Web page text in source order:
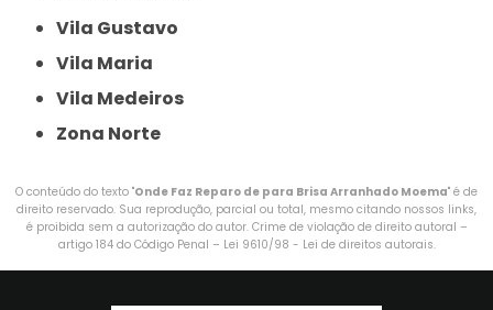
Vila Gustavo
Vila Maria
Vila Medeiros
Zona Norte
O conteúdo do texto "Onde Faz Reparo de para Brisa Arranhado Moema" é de
direito reservado. Sua reprodução, parcial ou total, mesmo citando nossos links,
é proibida sem a autorização do autor. Crime de violação de direito autoral –
artigo 184 do Código Penal – Lei 9610/98 - Lei de direitos autorais.